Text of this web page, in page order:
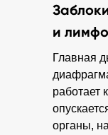
и
Главная
работает
органы,